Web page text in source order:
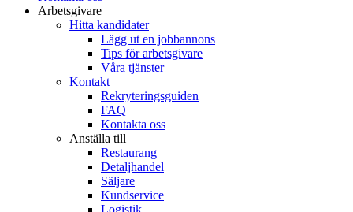
Arbetsgivare
Hitta kandidater
Lägg ut en jobbannons
Tips för arbetsgivare
Våra tjänster
Kontakt
Rekryteringsguiden
FAQ
Kontakta oss
Anställa till
Restaurang
Detaljhandel
Säljare
Kundservice
Logistik